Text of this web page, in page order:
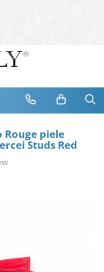
Rouge piele
Studs Red